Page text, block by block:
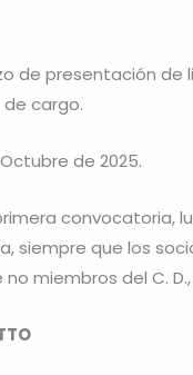
de presentación
cargo.
de 2025.
convocatoria,
siempre que los
miembros del C.